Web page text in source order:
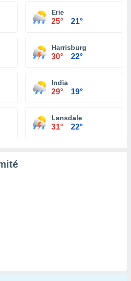
Erie
25° 21°
Harrisburg
30° 22°
India
29° 19°
Lansdale
31° 22°